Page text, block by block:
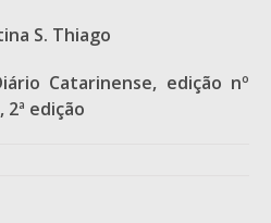
S. Thiago
Catarinense, edição nº
2ª edição